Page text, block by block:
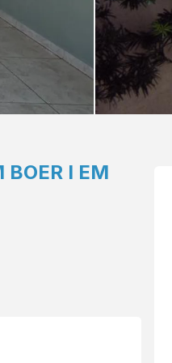
BOER I EM